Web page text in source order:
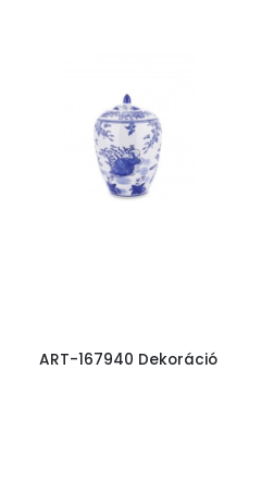
ART-167940 Dekoráció